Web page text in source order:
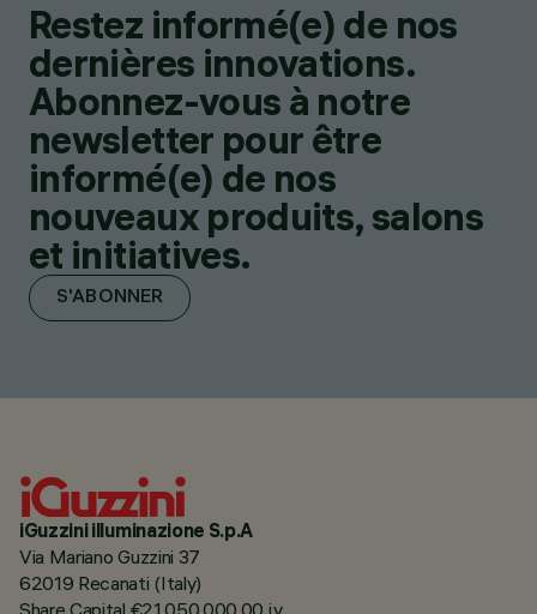
Restez informé(e) de nos
dernières innovations.
Abonnez-vous à notre
newsletter pour être
informé(e) de nos
nouveaux produits, salons
et initiatives.
S'ABONNER
iGuzzini illuminazione S.p.A
Via Mariano Guzzini 37
62019 Recanati (Italy)
Share Capital €21.050.000,00 i.v.